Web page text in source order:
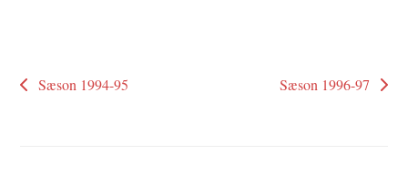
Sæson 1994-95 Sæson 1996-97